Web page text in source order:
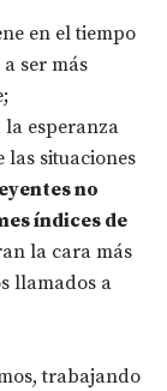
en el tiempo
ser más
la esperanza
las situaciones
no
índices de
la cara más
llamados a
trabajando